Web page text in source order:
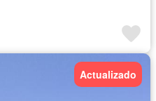
Actualizado